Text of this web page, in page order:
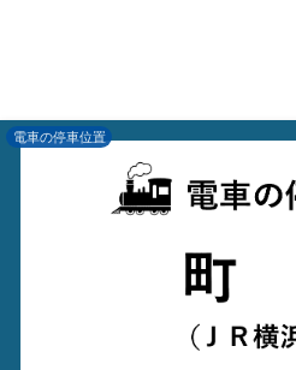
電車の停車位置